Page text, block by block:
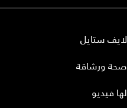
لايف ستايل
صحة ورشاقة
لها فيديو